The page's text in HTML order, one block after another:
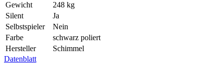
Gewicht
248 kg
Silent
Ja
Selbstspieler
Nein
Farbe
schwarz poliert
Hersteller
Schimmel
Datenblatt